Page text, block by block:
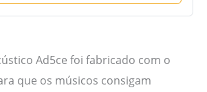
Ad5ce foi fabricado com o
que os músicos consigam